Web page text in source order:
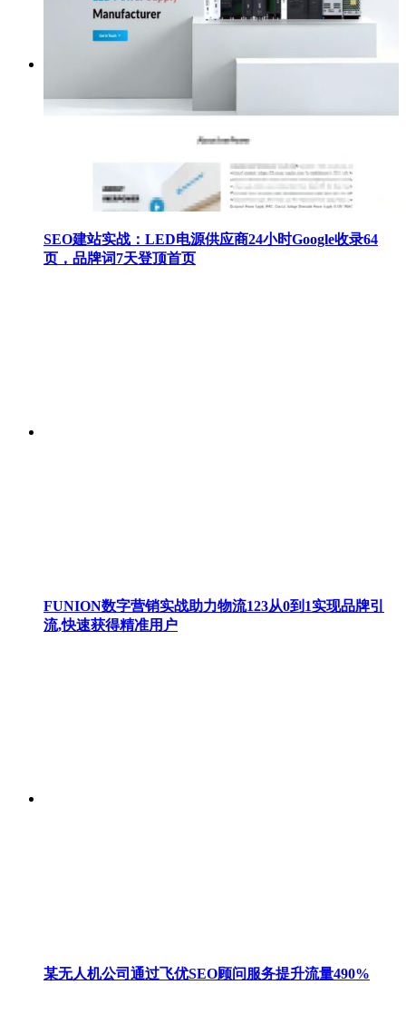
SEO建站实战：LED电源供应商24小时Google收录64
页，品牌词7天登顶首页
FUNION数字营销实战助力物流123从0到1实现品牌引
流,快速获得精准用户
某无人机公司通过飞优SEO顾问服务提升流量490%